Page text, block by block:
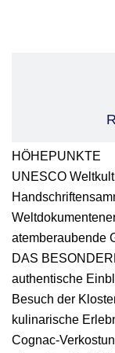
HÖHEPUNKTE
UNESCO
atemberaubende
DAS
authentische
Besuch der
kulinarische
Cognac-